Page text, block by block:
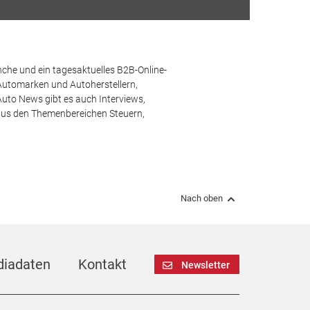
und ein tagesaktuelles B2B-Online-
und Autoherstellern,
News gibt es auch Interviews,
den Themenbereichen Steuern,
Nach oben
Kontakt Newsletter